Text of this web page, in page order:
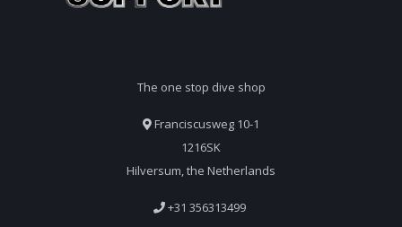
The one stop dive shop
Franciscusweg 10-1
1216SK
Hilversum, the Netherlands
+31 356313499